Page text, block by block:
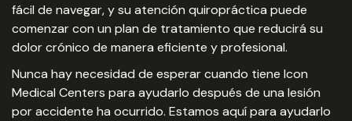
fácil de navegar, y su atención quiropráctica puede
comenzar con un plan de tratamiento que reducirá su
dolor crónico de manera eficiente y profesional.
Nunca hay necesidad de esperar cuando tiene Icon
Medical Centers para ayudarlo después de una lesión
por accidente ha ocurrido. Estamos aquí para ayudarlo